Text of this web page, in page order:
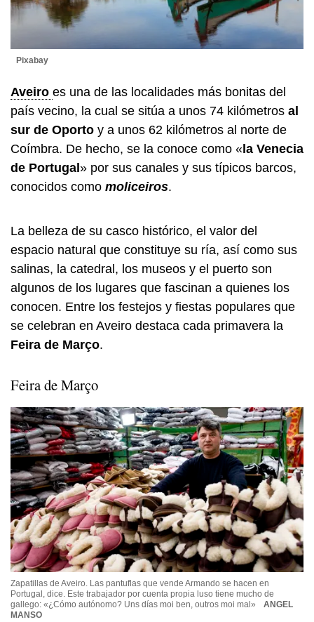
Pixabay
Aveiro es una de las localidades más bonitas del
país vecino, la cual se sitúa a unos 74 kilómetros al
sur de Oporto y a unos 62 kilómetros al norte de
Coímbra. De hecho, se la conoce como « la Venecia
de Portugal » por sus canales y sus típicos barcos,
conocidos como moliceiros.
La belleza de su casco histórico, el valor del
espacio natural que constituye su ría, así como sus
salinas, la catedral, los museos y el puerto son
algunos de los lugares que fascinan a quienes los
conocen. Entre los festejos y fiestas populares que
se celebran en Aveiro destaca cada primavera la
Feira de Março.
Feira de Março
Zapatillas de Aveiro. Las pantuflas que vende Armando se hacen en
Portugal, dice. Este trabajador por cuenta propia luso tiene mucho de
gallego: «¿Cómo autónomo? Uns días moi ben, outros moi mal»
ANGEL
MANSO